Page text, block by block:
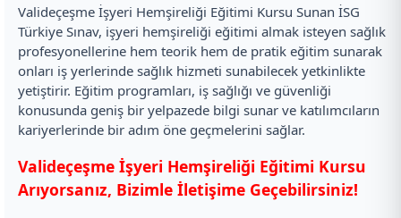
Valideçeşme İşyeri Hemşireliği Eğitimi Kursu Sunan İSG
Türkiye Sınav, işyeri hemşireliği eğitimi almak isteyen sağlık
profesyonellerine hem teorik hem de pratik eğitim sunarak
onları iş yerlerinde sağlık hizmeti sunabilecek yetkinlikte
yetiştirir. Eğitim programları, iş sağlığı ve güvenliği
konusunda geniş bir yelpazede bilgi sunar ve katılımcıların
kariyerlerinde bir adım öne geçmelerini sağlar.
Valideçeşme İşyeri Hemşireliği Eğitimi Kursu
Arıyorsanız, Bizimle İletişime Geçebilirsiniz!